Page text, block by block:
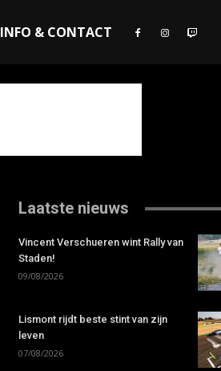
INFO & CONTACT
Laatste nieuws
Vincent Verschueren wint Rally van
Staden!
09/08/2026
Lismont rijdt beste stint van zijn
leven
07/08/2026